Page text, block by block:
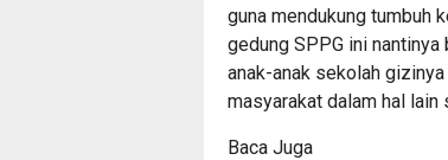
guna mendukung tumbuh
gedung SPPG ini
anak-anak sekolah
masyarakat dalam hal
Baca Juga